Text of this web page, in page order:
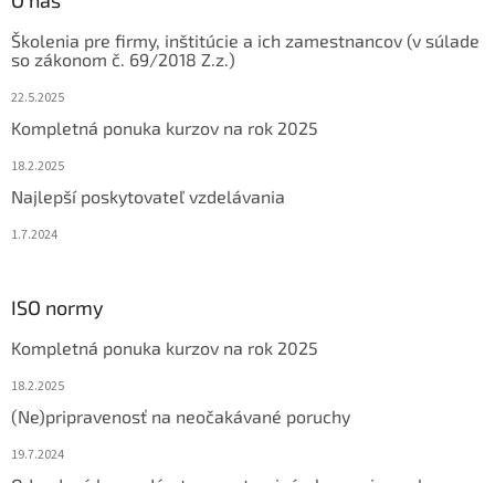
Školenia pre firmy, inštitúcie a ich zamestnancov (v súlade
so zákonom č. 69/2018 Z.z.)
22.5.2025
Kompletná ponuka kurzov na rok 2025
18.2.2025
Najlepší poskytovateľ vzdelávania
1.7.2024
ISO normy
Kompletná ponuka kurzov na rok 2025
18.2.2025
(Ne)pripravenosť na neočakávané poruchy
19.7.2024